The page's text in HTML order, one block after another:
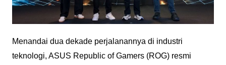
Menandai dua dekade perjalanannya di industri
teknologi, ASUS Republic of Gamers (ROG) resmi